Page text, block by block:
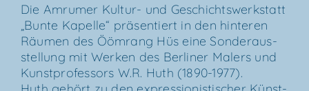
Die Amru­mer Kul­­tur- und Geschichts­werk­statt
„Bun­te Kapel­le“ prä­sen­tiert in den hin­te­ren
Räu­men des Ööm­rang Hüs eine Son­der­aus­
stel­lung mit Wer­ken des Ber­li­ner Malers und
Kunst­pro­fes­sors W.R. Huth (1890-1977).